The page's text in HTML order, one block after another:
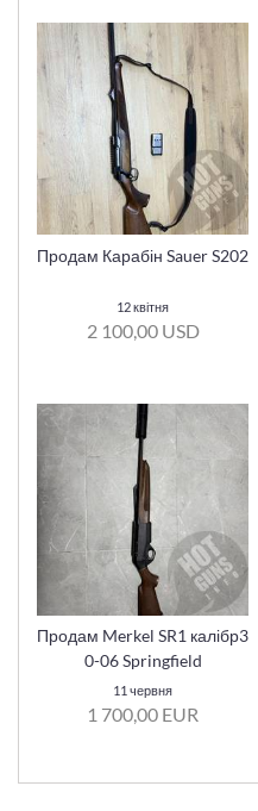
Продам Карабін Sauer S202
12 квітня
2 100,00 USD
Продам Merkel SR1 калібр3
0-06 Springfield
11 червня
1 700,00 EUR